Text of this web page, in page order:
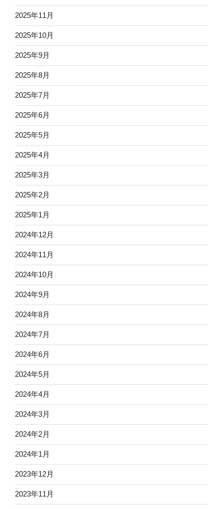
2025年11月
2025年10月
2025年9月
2025年8月
2025年7月
2025年6月
2025年5月
2025年4月
2025年3月
2025年2月
2025年1月
2024年12月
2024年11月
2024年10月
2024年9月
2024年8月
2024年7月
2024年6月
2024年5月
2024年4月
2024年3月
2024年2月
2024年1月
2023年12月
2023年11月